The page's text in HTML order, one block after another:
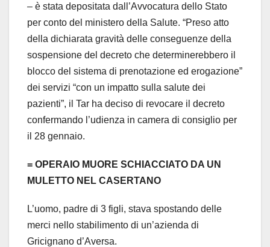
– è stata depositata dall’Avvocatura dello Stato
per conto del ministero della Salute. “Preso atto
della dichiarata gravità delle conseguenze della
sospensione del decreto che determinerebbero il
blocco del sistema di prenotazione ed erogazione”
dei servizi “con un impatto sulla salute dei
pazienti”, il Tar ha deciso di revocare il decreto
confermando l’udienza in camera di consiglio per
il 28 gennaio.
= OPERAIO MUORE SCHIACCIATO DA UN
MULETTO NEL CASERTANO
L’uomo, padre di 3 figli, stava spostando delle
merci nello stabilimento di un’azienda di
Gricignano d’Aversa.